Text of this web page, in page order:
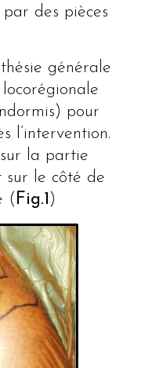
des pièces
générale
pour
l’intervention.
la partie
sur le côté de
( Fig.1 )